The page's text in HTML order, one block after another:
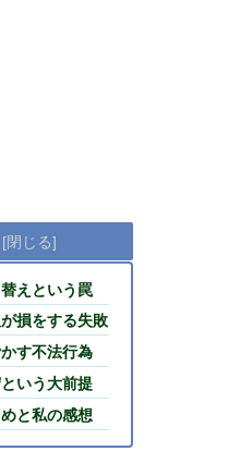
えという罠
損をする失敗
す不法行為
いう大前提
と私の感想